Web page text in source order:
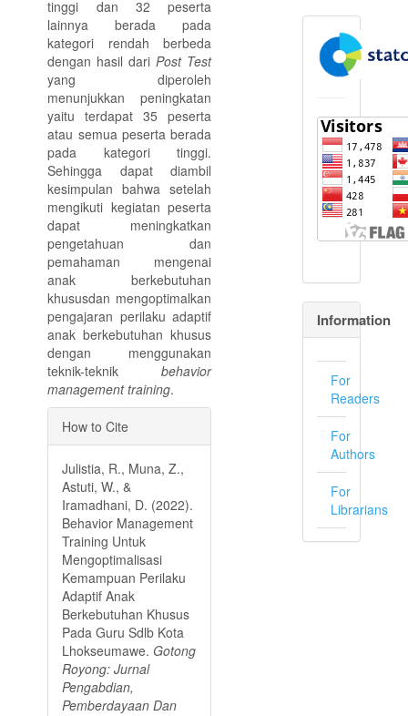
tinggi dan 32 peserta
lainnya berada pada
kategori rendah berbeda
dengan hasil dariPost Test
yang diperoleh
menunjukkan peningkatan
yaitu terdapat 35 peserta
atau semua peserta berada
pada kategori tinggi.
Sehingga dapat diambil
kesimpulan bahwa setelah
mengikuti kegiatan peserta
dapat meningkatkan
pengetahuan dan
pemahaman mengenai
anak berkebutuhan
khususdan mengoptimalkan
pengajaran perilaku adaptif
anak berkebutuhan khusus
dengan menggunakan
teknik-teknikbehavior
management training.
Article
Details
How to Cite
Julistia, R., Muna, Z.,
Astuti, W., &
Iramadhani, D. (2022).
Behavior Management
Training Untuk
Mengoptimalisasi
Kemampuan Perilaku
Adaptif Anak
Berkebutuhan Khusus
Pada Guru Sdlb Kota
Lhokseumawe. Gotong
Royong: Jurnal
Pengabdian,
Pemberdayaan Dan
flagcounter
Information
For
Readers
For
Authors
For
Librarians